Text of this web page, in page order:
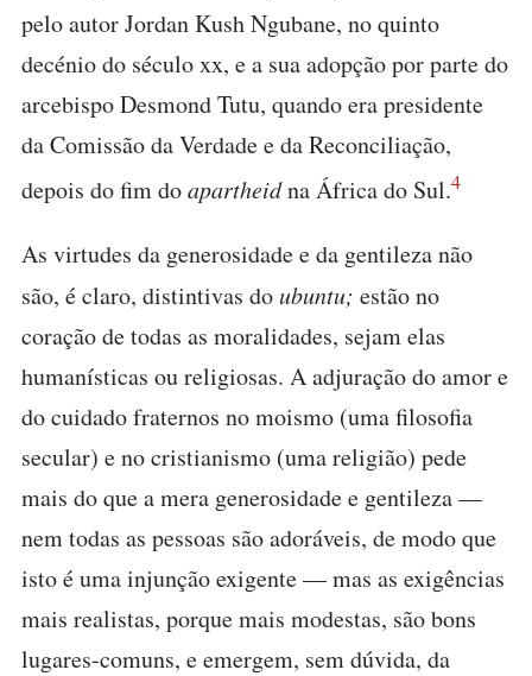
pelo autor Jordan Kush Ngubane, no quinto
decénio do século xx, e a sua adopção por parte do
arcebispo Desmond Tutu, quando era presidente
da Comissão da Verdade e da Reconciliação,
depois do fim doapartheidna África do Sul.4
As virtudes da generosidade e da gentileza não
são, é claro, distintivas doubuntu; estão no
coração de todas as moralidades, sejam elas
humanísticas ou religiosas. A adjuração do amor e
do cuidado fraternos no moismo (uma filosofia
secular) e no cristianismo (uma religião) pede
mais do que a mera generosidade e gentileza —
nem todas as pessoas são adoráveis, de modo que
isto é uma injunção exigente — mas as exigências
mais realistas, porque mais modestas, são bons
lugares-comuns, e emergem, sem dúvida, da